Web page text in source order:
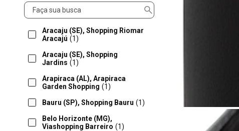
Loja
Aracaju (SE), Shopping Riomar
Aracajú (1)
Aracaju (SE), Shopping
Jardins (1)
Arapiraca (AL), Arapiraca
Garden Shopping (1)
Bauru (SP), Shopping Bauru (1)
Belo Horizonte (MG),
Viashopping Barreiro (1)